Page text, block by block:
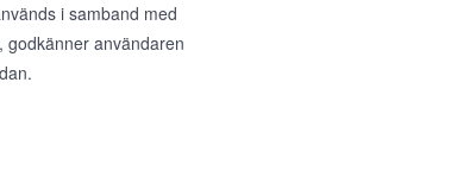
i samband med
godkänner användaren